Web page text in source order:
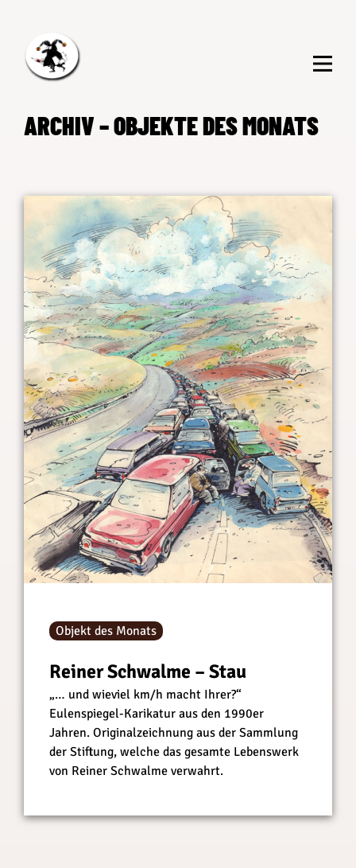
ARCHIV – OBJEKTE DES MONATS
Objekt des Monats
Reiner Schwalme – Stau
„… und wieviel km/h macht Ihrer?“
Eulenspiegel-Karikatur aus den 1990er
Jahren. Originalzeichnung aus der Sammlung
der Stiftung, welche das gesamte Lebenswerk
von Reiner Schwalme verwahrt.